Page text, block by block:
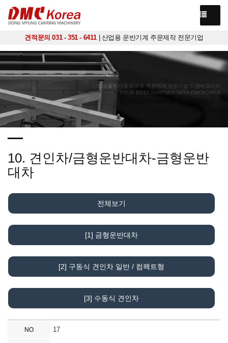
견적문의 031 - 351 - 6411 | 산업용 운반기계 주문제작 전문기업
산업용물류기계 리프트 주문제작 전문기업 디엠씨코리아
YOUR BEST PARTNER WITH DMCKOREA
10. 견인차/금형운반대차-금형운반
대차
전체보기
[1] 금형운반대차
[2] 구동식 견인차 일반 / 컴팩트형
[3] 수동식 견인차
NO 17